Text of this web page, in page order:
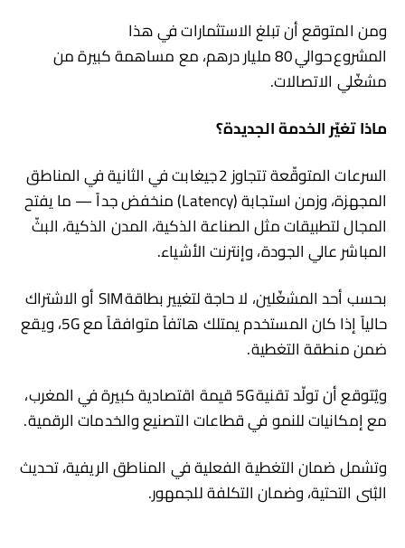
ومن المتوقع أن تبلغ الاستثمارات في هذا
المشروع حوالي 80 مليار درهم، مع مساهمة كبيرة من
مشغّلي الاتصالات.
ماذا تغيّر الخدمة الجديدة؟
السرعات المتوقّعة تتجاوز 2 جيغابت في الثانية في المناطق
المجهزة، وزمن استجابة (Latency) منخفض جداً — ما يفتح
المجال لتطبيقات مثل الصناعة الذكية، المدن الذكية، البثّ
المباشر عالي الجودة، وإنترنت الأشياء.
بحسب أحد المشغّلين، لا حاجة لتغيير بطاقة SIM أو الاشتراك
حالياً إذا كان المستخدم يمتلك هاتفاً متوافقاً مع 5G، ويقع
ضمن منطقة التغطية.
ويُتوقع أن تولّد تقنية 5G قيمة اقتصادية كبيرة في المغرب،
مع إمكانيات للنمو في قطاعات التصنيع والخدمات الرقمية.
وتشمل ضمان التغطية الفعلية في المناطق الريفية، تحديث
البُنى التحتية، وضمان التكلفة للجمهور.